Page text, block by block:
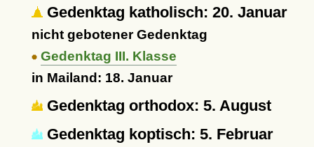
Gedenktag katholisch: 20. Januar
nicht gebotener Gedenktag
Gedenktag III. Klasse
in Mailand: 18. Januar
Gedenktag orthodox: 5. August
Gedenktag koptisch: 5. Februar